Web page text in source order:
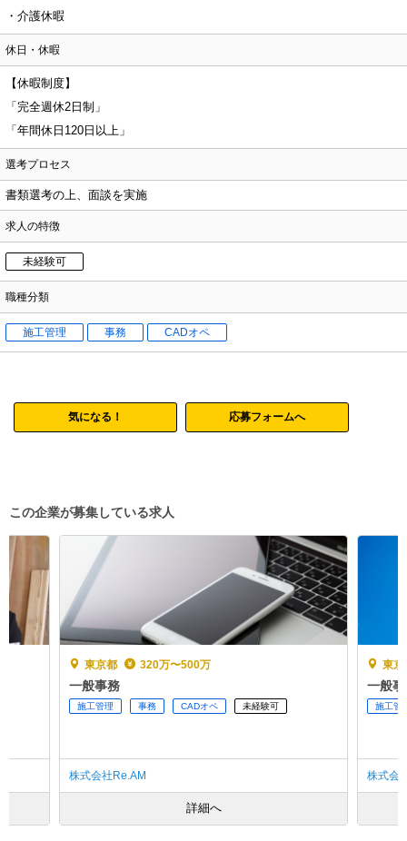
・介護休暇
休日・休暇
【休暇制度】
「完全週休2日制」
「年間休日120日以上」
選考プロセス
書類選考の上、面談を実施
求人の特徴
未経験可
職種分類
施工管理 事務 CADオペ
気になる！ 応募フォームへ
この企業が募集している求人
東京都 320万〜500万
一般事務
施工管理 事務 CADオペ 未経験可
株式会社Re.AM
詳細へ
東
一般
施工管
株式会